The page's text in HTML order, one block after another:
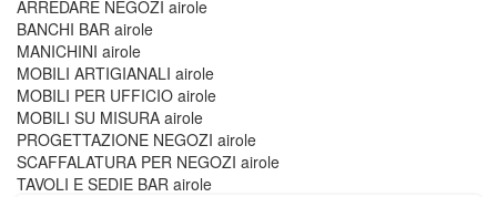
ARREDARE NEGOZI airole
BANCHI BAR airole
MANICHINI airole
MOBILI ARTIGIANALI airole
MOBILI PER UFFICIO airole
MOBILI SU MISURA airole
PROGETTAZIONE NEGOZI airole
SCAFFALATURA PER NEGOZI airole
TAVOLI E SEDIE BAR airole